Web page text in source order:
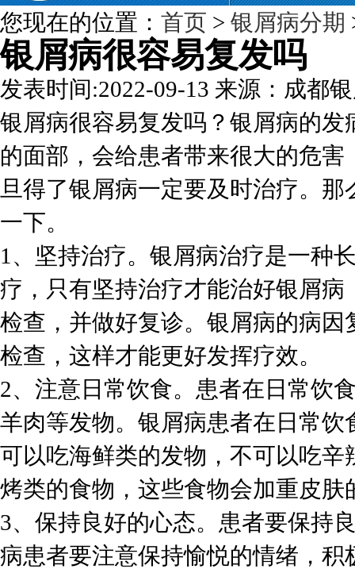
您现在的位置： 首页 > 银屑病分期
银屑病很容易复发吗
发表时间:2022-09-13 来源：成都
银屑病很容易复发吗？银屑病的
的面部，会给患者带来很大的危
旦得了银屑病一定要及时治疗。
一下。
1、坚持治疗。银屑病治疗是一种
疗，只有坚持治疗才能治好银屑
检查，并做好复诊。银屑病的病
检查，这样才能更好发挥疗效。
2、注意日常饮食。患者在日常饮
羊肉等发物。银屑病患者在日常
可以吃海鲜类的发物，不可以吃
烤类的食物，这些食物会加重皮肤
3、保持良好的心态。患者要保持
病患者要注意保持愉悦的情绪，